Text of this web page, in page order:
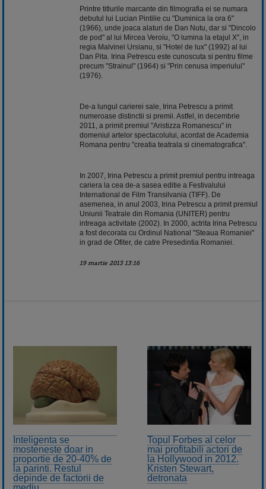
Printre titlurile marcante din filmografia ei se numara
debutul lui Lucian Pintilie cu "Duminica la ora 6"
(1966), unde joaca alaturi de Dan Nutu, dar si "Dincolo
de pod" al lui Mircea Veroiu, "O lumina la etajul X", in
regia Malvinei Ursianu, si "Hotel de lux" (1992) al lui
Dan Pita. Irina Petrescu este cunoscuta si pentru filme
precum "Strainul" (1964) si "Prin cenusa imperiului"
(1976).
De-a lungul carierei sale, Irina Petrescu a primit
numeroase distinctii si premii. Astfel, in decembrie
2011, a primit premiul "Aristizza Romanescu" in
domeniul artelor spectacolului, acordat de Academia
Romana pentru "creatia teatrala si cinematografica".
In 2007, Irina Petrescu a primit premiul pentru intreaga
cariera la cea de-a sasea editie a Festivalului
International de Film Transilvania (TIFF). De
asemenea, in anul 2003, Irina Petrescu a primit premiul
Uniunii Teatrale din Romania (UNITER) pentru
intreaga activitate (2002). In 2000, actrita Irina Petrescu
a fost decorata cu Ordinul National "Steaua Romaniei"
in grad de Ofiter, de catre Presedintia Romaniei.
19 martie 2013 13:16
Inteligenta se
mosteneste doar in
proportie de 20-40% de
la parinti. Restul
depinde de factorii de
Topul Forbes al celor
mai profitabili actori de
la Hollywood in 2012.
Kristen Stewart,
detronata